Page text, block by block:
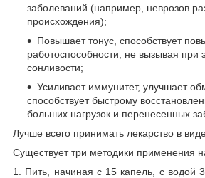
заболеваний (например, неврозов
происхождения);
Повышает тонус, способствует
работоспособности, не вызывая при
сонливости;
Усиливает иммунитет, улучшает
способствует быстрому
больших нагрузок и перенесенных
Лучше всего принимать лекарство в
Существует три методики применения
1. Пить, начиная с 15 капель, с водой